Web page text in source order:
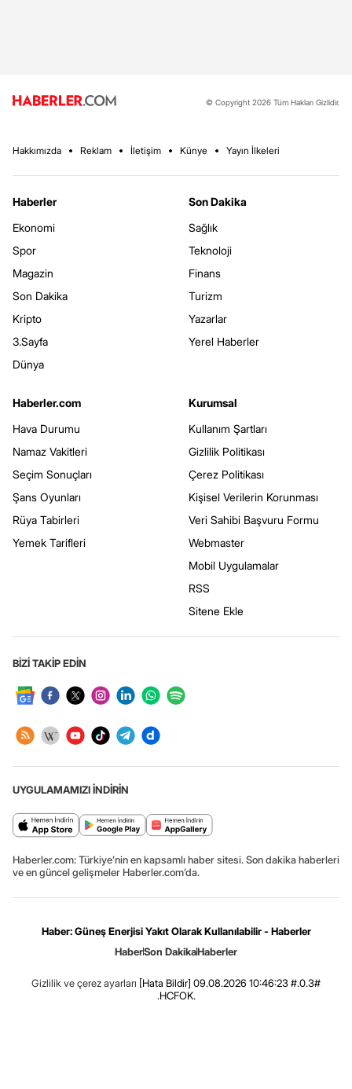
© Copyright 2026 Tüm Hakları Gizlidir.
Hakkımızda Reklam İletişim Künye Yayın İlkeleri
Haberler
Ekonomi
Spor
Magazin
Son Dakika
Kripto
3.Sayfa
Dünya
Son Dakika
Sağlık
Teknoloji
Finans
Turizm
Yazarlar
Yerel Haberler
Haberler.com
Hava Durumu
Namaz Vakitleri
Seçim Sonuçları
Şans Oyunları
Rüya Tabirleri
Yemek Tarifleri
Kurumsal
Kullanım Şartları
Gizlilik Politikası
Çerez Politikası
Kişisel Verilerin Korunması
Veri Sahibi Başvuru Formu
Webmaster
Mobil Uygulamalar
RSS
Sitene Ekle
BİZİ TAKİP EDİN
UYGULAMAMIZI İNDİRİN
Haberler.com: Türkiye’nin en kapsamlı haber sitesi. Son dakika haberleri
ve en güncel gelişmeler Haberler.com’da.
Haber: Güneş Enerjisi Yakıt Olarak Kullanılabilir - Haberler
HaberSon DakikaHaberler
Gizlilik ve çerez ayarları [Hata Bildir] 09.08.2026 10:46:23 #.0.3#
.HCFOK.